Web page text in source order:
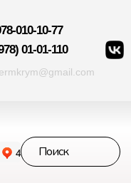
010-10-77
01-01-110